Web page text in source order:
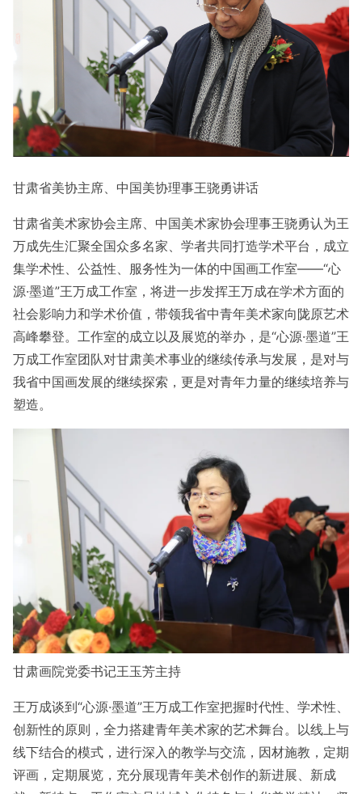
甘肃省美协主席、中国美协理事王骁勇讲话
甘肃省美术家协会主席、中国美术家协会理事王骁勇认为王
万成先生汇聚全国众多名家、学者共同打造学术平台，成立
集学术性、公益性、服务性为一体的中国画工作室——“心
源·墨道”王万成工作室，将进一步发挥王万成在学术方面的
社会影响力和学术价值，带领我省中青年美术家向陇原艺术
高峰攀登。工作室的成立以及展览的举办，是“心源·墨道”王
万成工作室团队对甘肃美术事业的继续传承与发展，是对与
我省中国画发展的继续探索，更是对青年力量的继续培养与
塑造。
甘肃画院党委书记王玉芳主持
王万成谈到“心源·墨道”王万成工作室把握时代性、学术性、
创新性的原则，全力搭建青年美术家的艺术舞台。以线上与
线下结合的模式，进行深入的教学与交流，因材施教，定期
评画，定期展览，充分展现青年美术创作的新进展、新成